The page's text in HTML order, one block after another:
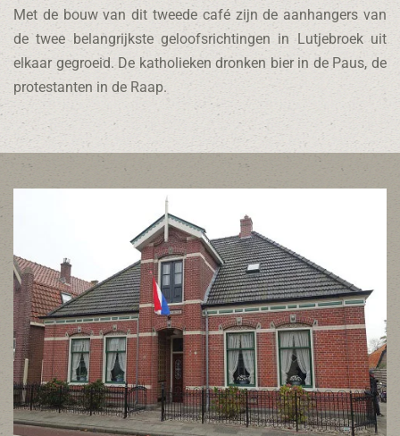
Met de bouw van dit tweede café zijn de aanhangers van
de twee belangrijkste geloofsrichtingen in Lutjebroek uit
elkaar gegroeid. De katholieken dronken bier in de Paus, de
protestanten in de Raap.